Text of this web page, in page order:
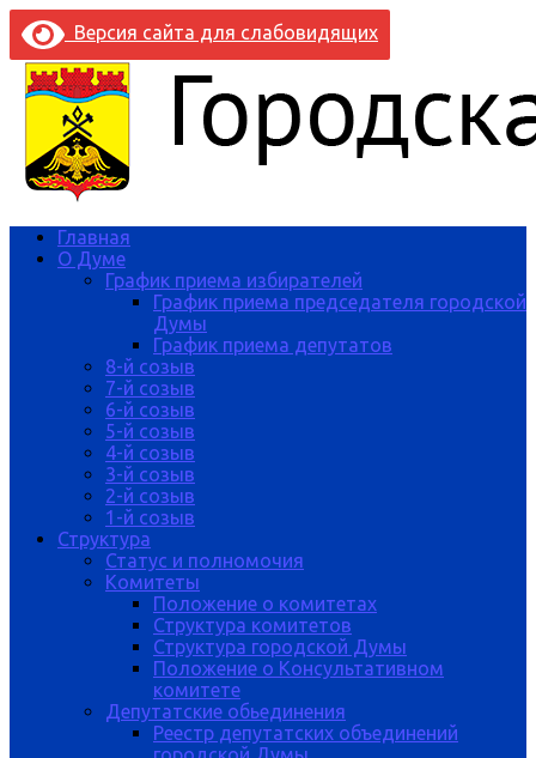
Версия сайта для слабовидящих
Главная
О Думе
График приема избирателей
График приема председателя городской
Думы
График приема депутатов
8-й созыв
7-й созыв
6-й созыв
5-й созыв
4-й созыв
3-й созыв
2-й созыв
1-й созыв
Структура
Статус и полномочия
Комитеты
Положение о комитетах
Структура комитетов
Структура городской Думы
Положение о Консультативном
комитете
Депутатские обьединения
Реестр депутатских объединений